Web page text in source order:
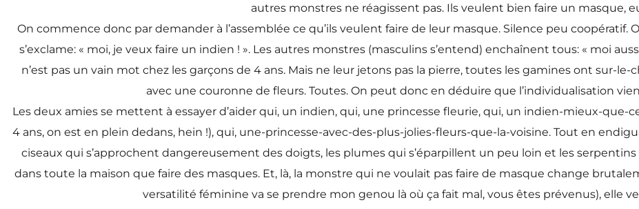
autres monstres ne réagissent pas. Ils veulent bien faire un masque,
On commence donc par demander à l’assemblée ce qu’ils veulent faire de leur masque. Silence peu
s’exclame: « moi, je veux faire un indien ! ». Les autres monstres (masculins s’entend) enchaînent tous: « moi
n’est pas un vain mot chez les garçons de 4 ans. Mais ne leur jetons pas la pierre, toutes les gamines ont sur-
avec une couronne de fleurs. Toutes. On peut donc en déduire que l’individualisation
Les deux amies se mettent à essayer d’aider qui, un indien, qui, une princesse fleurie, qui, un indien-mieux-que-
4 ans, on est en plein dedans, hein !), qui, une-princesse-avec-des-plus-jolies-fleurs-que-la-voisine. Tout en
ciseaux qui s’approchent dangereusement des doigts, les plumes qui s’éparpillent un peu loin et les
dans toute la maison que faire des masques. Et, là, la monstre qui ne voulait pas faire de masque change
versatilité féminine va se prendre mon genou là où ça fait mal, vous êtes prévenus), elle